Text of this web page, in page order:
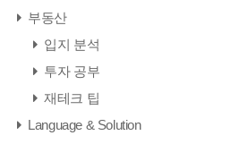
부동산
입지 분석
투자 공부
재테크 팁
Language & Solution